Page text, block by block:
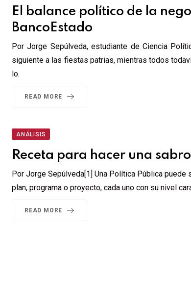
El balance político de la
BancoEstado
Por Jorge Sepúlveda, estudiante de Ciencia
siguiente a las fiestas patrias, mientras todos
lo.
READ MORE
ANÁLISIS
Receta para hacer una
Por Jorge Sepúlveda[1] Una Política Pública puede
plan, programa o proyecto, cada uno con su nivel
READ MORE